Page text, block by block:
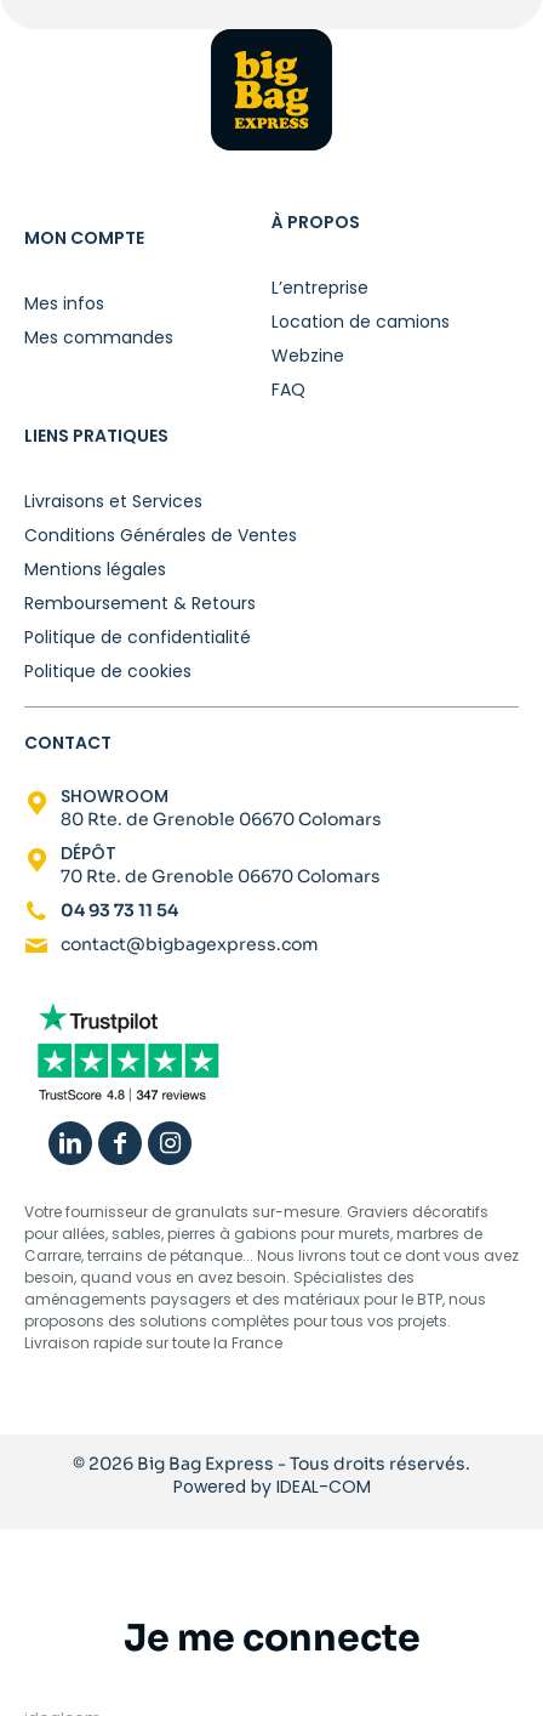
MON COMPTE
Mes infos
Mes commandes
À PROPOS
L’entreprise
Location de camions
Webzine
FAQ
LIENS PRATIQUES
Livraisons et Services
Conditions Générales de Ventes
Mentions légales
Remboursement & Retours
Politique de confidentialité
Politique de cookies
CONTACT
SHOWROOM
80 Rte. de Grenoble 06670 Colomars
DÉPÔT
70 Rte. de Grenoble 06670 Colomars
04 93 73 11 54
contact@bigbagexpress.com
Votre fournisseur de granulats sur-mesure. Graviers décoratifs
pour allées, sables, pierres à gabions pour murets, marbres de
Carrare, terrains de pétanque... Nous livrons tout ce dont vous avez
besoin, quand vous en avez besoin. Spécialistes des
aménagements paysagers et des matériaux pour le BTP, nous
proposons des solutions complètes pour tous vos projets.
Livraison rapide sur toute la France
© 2026 Big Bag Express - Tous droits réservés.
Powered by IDEAL-COM
Je me connecte